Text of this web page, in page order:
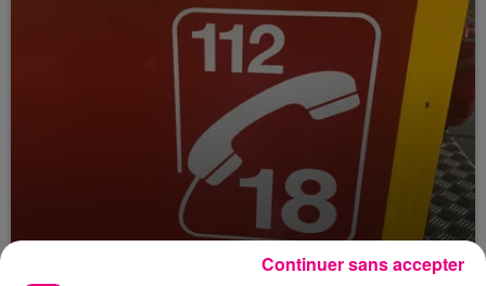
Continuer sans accepter